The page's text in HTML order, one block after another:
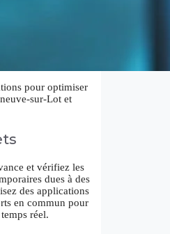
pour optimiser
sur-Lot et
et vérifiez les
dues à des
des applications
en commun pour
réel.